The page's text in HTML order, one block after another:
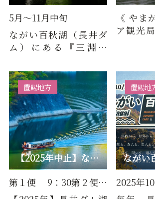
5月～11月中旬
ながい百秋湖（長井ダ
ム）にある『三淵渓
ることができない神秘
的な空間を…
《 やま
ア観光
【2025年中止】ながい百秋湖 遊覧船
置賜地方
第１便 9：30第２便 10：4…
ながい
置賜地
2025年